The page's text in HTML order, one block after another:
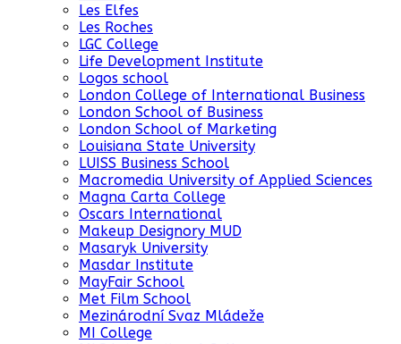
Les Elfes
Les Roches
LGC College
Life Development Institute
Logos school
London College of International Business
London School of Business
London School of Marketing
Louisiana State University
LUISS Business School
Macromedia University of Applied Sciences
Magna Carta College
Oscars International
Makeup Designory MUD
Masaryk University
Masdar Institute
MayFair School
Met Film School
Mezinárodní Svaz Mládeže
MI College